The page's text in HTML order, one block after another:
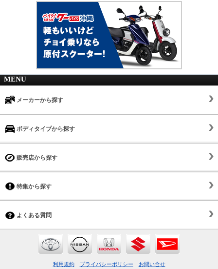
MENU
メーカーから探す
ボディタイプから探す
販売店から探す
特集から探す
よくある質問
利用規約 プライバシーポリシー お問い合せ